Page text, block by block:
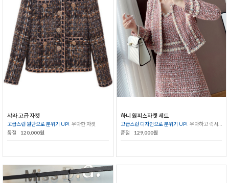
샤라 고급 자켓
고급스런 원단으로 분위기 UP! 우아한 자켓
품절
120,000원
하니 원피스자켓 세트
고급스런 디자인으로 분위기 UP! 우아하고 럭셔리하게
품절
129,000원